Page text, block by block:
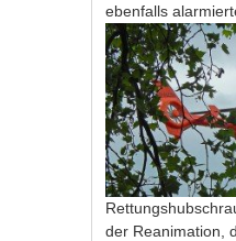
ebenfalls
der Reanimation,